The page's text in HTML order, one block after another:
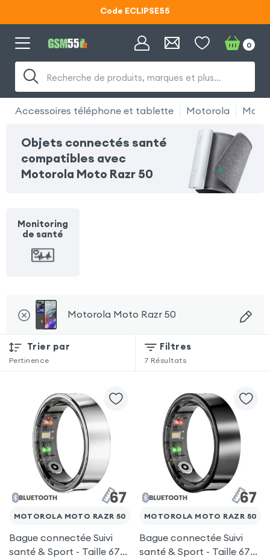
Code ECLIPSE55
Code ECLIPSE55
Recherche de produits, marques et plus…
0
Accessoires téléphone et tablette Motorola
Objets connectés santé
compatibles avec
Motorola Moto Razr 50
Monitoring
de santé
Motorola Moto Razr 50
Trier par
Pertinence
Filtres
7 Résultats
MOTOROLA MOTO RAZR 50
Bague connectée Suivi
santé & Sport - Taille 67
MOTOROLA MOTO RAZR 50
Bague connectée Suivi
santé & Sport - Taille 67